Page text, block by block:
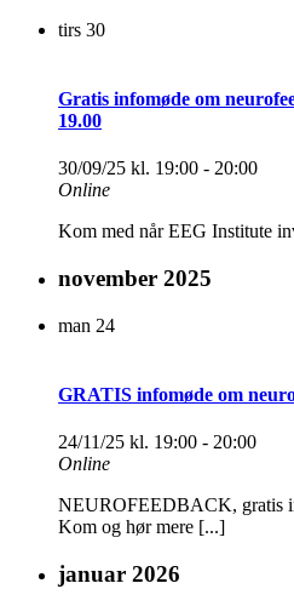
tirs 30
Gratis infomøde om
19.00
30/09/25 kl. 19:00 - 20:00
Online
Kom med når EEG Institute
november 2025
man 24
GRATIS infomøde om
24/11/25 kl. 19:00 - 20:00
Online
NEUROFEEDBACK, gratis
Kom og hør mere [...]
januar 2026